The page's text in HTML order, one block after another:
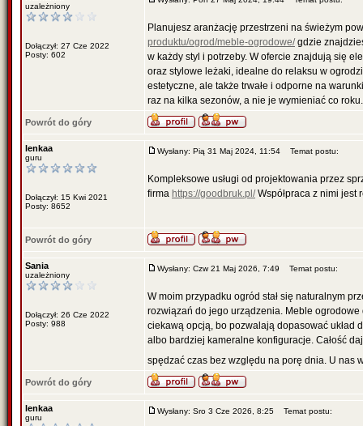
uzależniony
Dołączył: 27 Cze 2022
Posty: 602
Planujesz aranżację przestrzeni na świeżym
produktu/ogrod/meble-ogrodowe/gdzie
w każdy styl i potrzeby. W ofercie znajdują się
oraz stylowe leżaki, idealne do relaksu w
estetyczne, ale także trwałe i odporne na
raz na kilka sezonów, a nie je wymieniać co
Powrót do góry
lenkaa
guru
Dołączył: 15 Kwi 2021
Posty: 8652
Wysłany: Pią 31 Maj 2024, 11:54 Temat postu:
Kompleksowe usługi od projektowania przez
firma https://goodbruk.pl/Współpraca z nimi jest
Powrót do góry
Sania
uzależniony
Dołączył: 26 Cze 2022
Posty: 988
Wysłany: Czw 21 Maj 2026, 7:49 Temat postu:
W moim przypadku ogród stał się naturalnym
rozwiązań do jego urządzenia. Meble
ciekawą opcją, bo pozwalają dopasować układ
albo bardziej kameralne konfiguracje. Całość
spędzać czas bez względu na porę dnia. U nas
Powrót do góry
lenkaa
guru
Wysłany: Sro 3 Cze 2026, 8:25 Temat postu: